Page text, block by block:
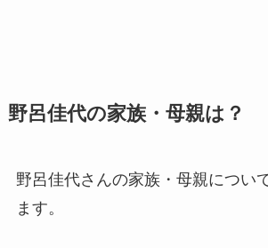
野呂佳代の家族・母親は？
野呂佳代さんの家族・母親につい
ます。